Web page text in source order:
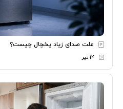
علت صدای زیاد یخچال چیست؟
۱۴ تیر